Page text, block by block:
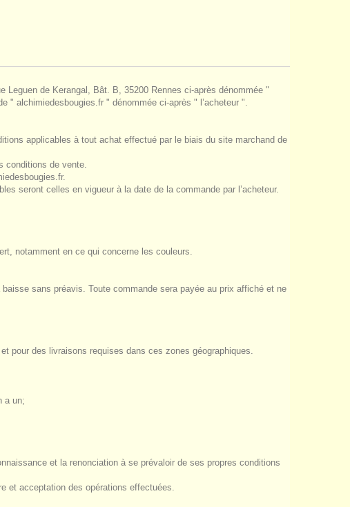
de Kerangal, Bât. B, 35200 Rennes ci-après dénommée "
" alchimiedesbougies.fr " dénommée ci-après " l’acheteur ".
applicables à tout achat effectué par le biais du site marchand de
conditions de vente.
seront celles en vigueur à la date de la commande par l’acheteur.
notamment en ce qui concerne les couleurs.
sans préavis. Toute commande sera payée au prix affiché et ne
pour des livraisons requises dans ces zones géographiques.
a un;
et la renonciation à se prévaloir de ses propres conditions
et acceptation des opérations effectuées.